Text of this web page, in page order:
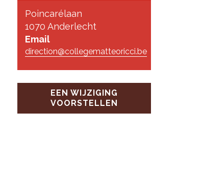
Poincarélaan
1070 Anderlecht
Email
direction@collegematteoricci.be
EEN WIJZIGING
VOORSTELLEN